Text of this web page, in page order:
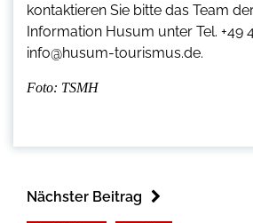
kontaktieren Sie bitte das Team
Information Husum unter Tel. +49
info@husum-tourismus.de.
Foto: TSMH
Nächster Beitrag